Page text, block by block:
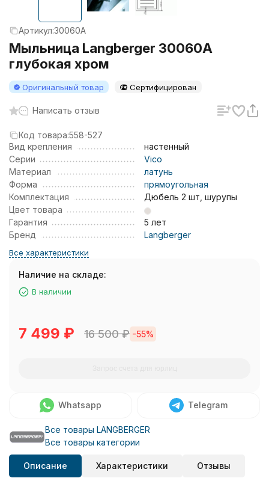
Артикул:30060A
Мыльница Langberger 30060A
глубокая хром
Оригинальный товар Сертифицирован
Написать отзыв
Код товара:558-527
Вид крепления
настенный
Серии
Vico
Материал
латунь
Форма
прямоугольная
Комплектация
Дюбель 2 шт, шурупы
Цвет товара
Гарантия
5 лет
Бренд
Langberger
Все характеристики
Наличие на складе:
В наличии
7 499 ₽ 16 500₽ -55%
Whatsapp Telegram
Все товары LANGBERGER
Все товары категории
Описание Характеристики Отзывы